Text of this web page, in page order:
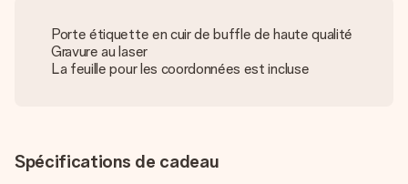
Porte étiquette en cuir de buffle de haute qualité
Gravure au laser
La feuille pour les coordonnées est incluse
Spécifications de cadeau